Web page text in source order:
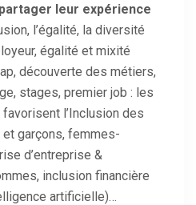
leur expérience
l’égalité, la diversité
égalité et mixité
découverte des métiers,
stages, premier job : les
l’Inclusion des
garçons, femmes-
d’entreprise &
inclusion financière
artificielle)…